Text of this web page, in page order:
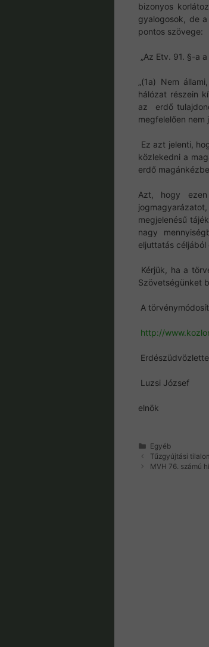
bizonyos
gyalogosok, de
pontos szövege:
„Az Etv. 91. §-a
„(1a) Nem
hálózat részein
az erdő
megfelelően nem
Ez azt jelenti,
közlekedni a
erdő
Azt, hogy ezen
megjelenésű
nagy
eljuttatás céljából
Kérjük, ha a
Szövetségünket
A
http://
Luzsi József
elnök
Kategória
Egyéb
Tűzgyújtási
MVH 76. számú